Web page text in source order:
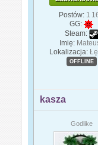
Postów: 1
GG:
Steam:
Imię:
Lokalizacja:
OFFLINE
kasza
Godlike